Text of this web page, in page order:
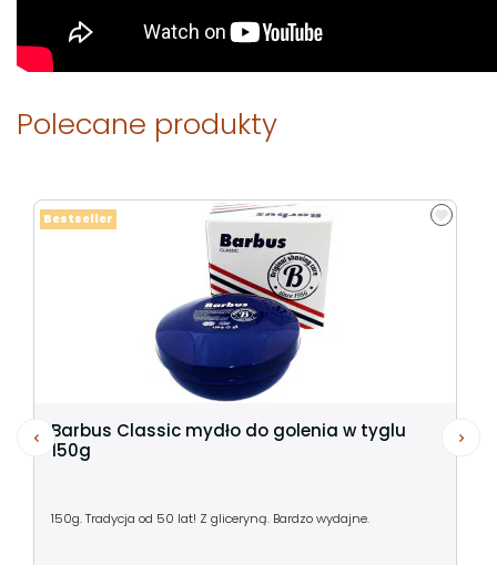
Polecane produkty
Barbus Classic mydło do golenia w tyglu
150g
150g. Tradycja od 50 lat! Z gliceryną. Bardzo wydajne.
Bestseller